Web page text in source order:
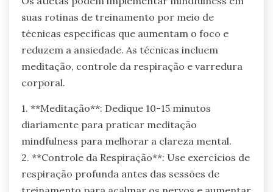
suas rotinas de treinamento por meio de
técnicas específicas que aumentam o foco e
reduzem a ansiedade. As técnicas incluem
meditação, controle da respiração e varredura
corporal.
1. **Meditação**: Dedique 10-15 minutos
diariamente para praticar meditação
mindfulness para melhorar a clareza mental.
2. **Controle da Respiração**: Use exercícios de
respiração profunda antes das sessões de